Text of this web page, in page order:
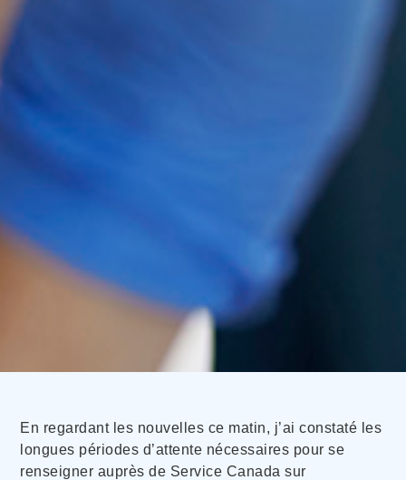
En regardant les nouvelles ce matin, j’ai constaté les
longues périodes d’attente nécessaires pour se
renseigner auprès de Service Canada sur